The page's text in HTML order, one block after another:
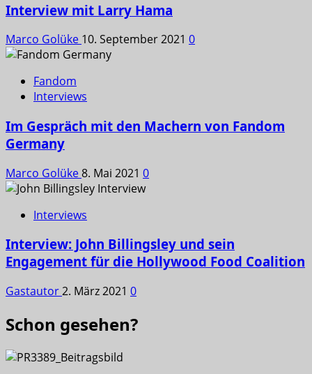
Interview mit Larry Hama
Marco Golüke 10. September 2021 0
Fandom
Interviews
Im Gespräch mit den Machern von Fandom
Germany
Marco Golüke8. Mai 2021 0
Interviews
Interview: John Billingsley und sein
Engagement für die Hollywood Food Coalition
Gastautor2. März 2021 0
Schon gesehen?